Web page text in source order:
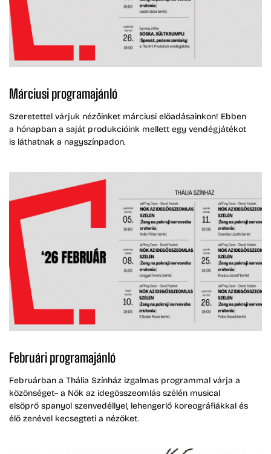
Márciusi programajánló
Szeretettel várjuk nézőinket márciusi előadásainkon! Ebben
a hónapban a saját produkcióink mellett egy vendégjátékot
is láthatnak a nagyszínpadon.
Februári programajánló
Februárban a Thália Színház izgalmas programmal várja a
közönséget– a Nők az idegösszeomlás szélén musical
elsöprő spanyol szenvedéllyel, lehengerlő koreográfiákkal és
élő zenével kecsegteti a nézőket.